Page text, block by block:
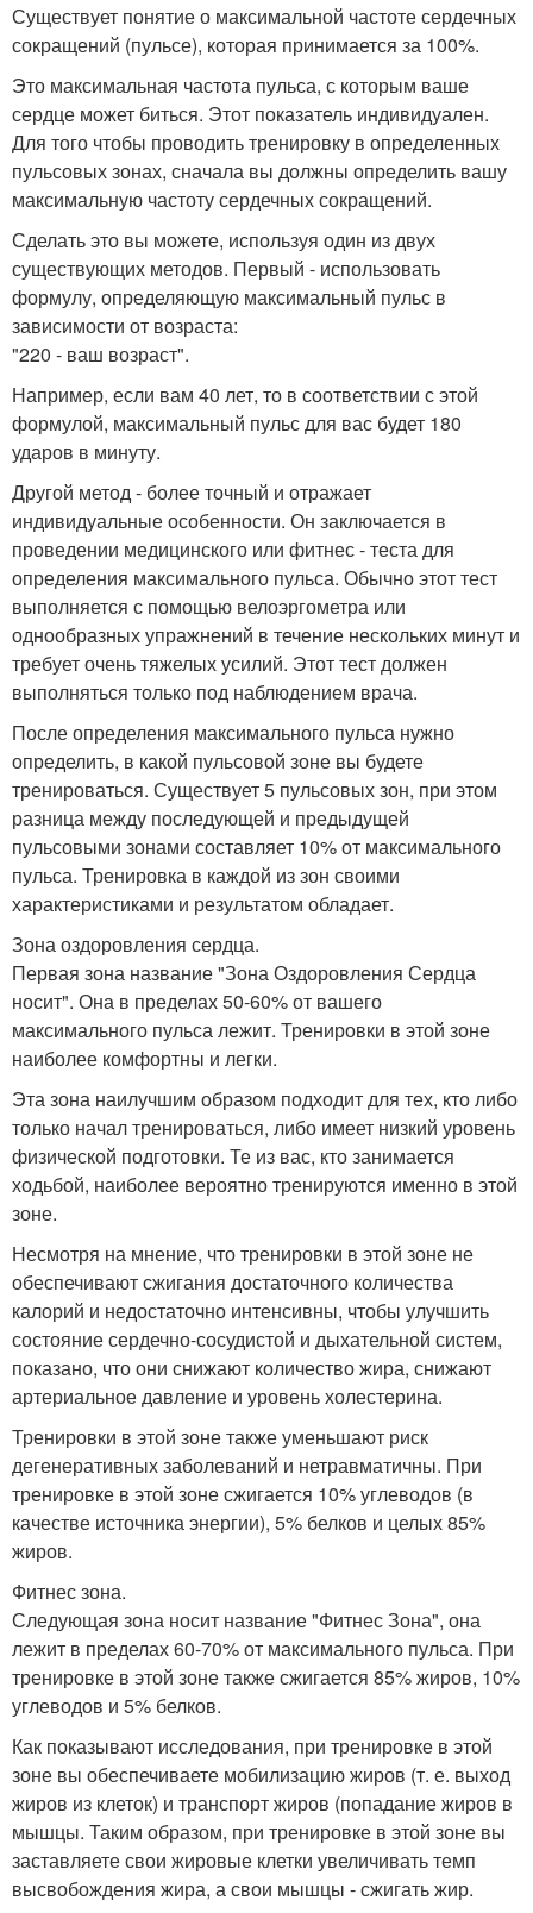
Существует понятие о максимальной частоте сердечных
сокращений (пульсе), которая принимается за 100%.
Это максимальная частота пульса, с которым ваше
сердце может биться. Этот показатель индивидуален.
Для того чтобы проводить тренировку в определенных
пульсовых зонах, сначала вы должны определить вашу
максимальную частоту сердечных сокращений.
Сделать это вы можете, используя один из двух
существующих методов. Первый - использовать
формулу, определяющую максимальный пульс в
зависимости от возраста:
"220 - ваш возраст".
Например, если вам 40 лет, то в соответствии с этой
формулой, максимальный пульс для вас будет 180
ударов в минуту.
Другой метод - более точный и отражает
индивидуальные особенности. Он заключается в
проведении медицинского или фитнес - теста для
определения максимального пульса. Обычно этот тест
выполняется с помощью велоэргометра или
однообразных упражнений в течение нескольких минут и
требует очень тяжелых усилий. Этот тест должен
выполняться только под наблюдением врача.
После определения максимального пульса нужно
определить, в какой пульсовой зоне вы будете
тренироваться. Существует 5 пульсовых зон, при этом
разница между последующей и предыдущей
пульсовыми зонами составляет 10% от максимального
пульса. Тренировка в каждой из зон своими
характеристиками и результатом обладает.
Зона оздоровления сердца.
Первая зона название "Зона Оздоровления Сердца
носит". Она в пределах 50-60% от вашего
максимального пульса лежит. Тренировки в этой зоне
наиболее комфортны и легки.
Эта зона наилучшим образом подходит для тех, кто либо
только начал тренироваться, либо имеет низкий уровень
физической подготовки. Те из вас, кто занимается
ходьбой, наиболее вероятно тренируются именно в этой
зоне.
Несмотря на мнение, что тренировки в этой зоне не
обеспечивают сжигания достаточного количества
калорий и недостаточно интенсивны, чтобы улучшить
состояние сердечно-сосудистой и дыхательной систем,
показано, что они снижают количество жира, снижают
артериальное давление и уровень холестерина.
Тренировки в этой зоне также уменьшают риск
дегенеративных заболеваний и нетравматичны. При
тренировке в этой зоне сжигается 10% углеводов (в
качестве источника энергии), 5% белков и целых 85%
жиров.
Фитнес зона.
Следующая зона носит название "Фитнес Зона", она
лежит в пределах 60-70% от максимального пульса. При
тренировке в этой зоне также сжигается 85% жиров, 10%
углеводов и 5% белков.
Как показывают исследования, при тренировке в этой
зоне вы обеспечиваете мобилизацию жиров (т. е. выход
жиров из клеток) и транспорт жиров (попадание жиров в
мышцы. Таким образом, при тренировке в этой зоне вы
заставляете свои жировые клетки увеличивать темп
высвобождения жира, а свои мышцы - сжигать жир.